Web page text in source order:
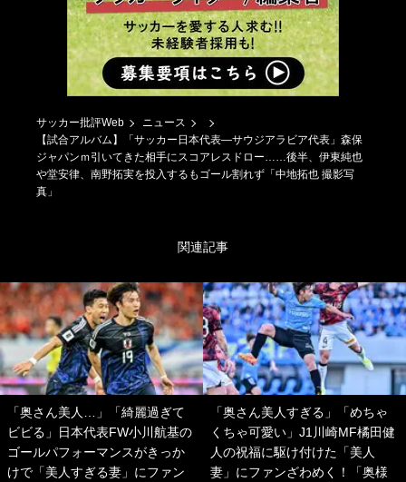
サッカー批評Web
ニュース
【試合アルバム】「サッカー日本代表―サウジアラビア代表」森保
ジャパンｍ引いてきた相手にスコアレスドロー……後半、伊東純也
や堂安律、南野拓実を投入するもゴール割れず「中地拓也 撮影写
真」
関連記事
「奥さん美人…」「綺麗過ぎて
ビビる」日本代表FW小川航基の
ゴールパフォーマンスがきっか
けで「美人すぎる妻」にファン
「奥さん美人すぎる」「めちゃ
くちゃ可愛い」J1川崎MF橘田健
人の祝福に駆け付けた「美人
妻」にファンざわめく！「奥様